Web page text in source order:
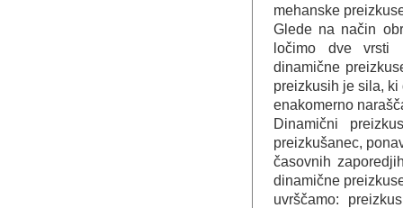
mehanske
Glede na način
ločimo dve vrsti
dinamične
preizkusih je sila,
enakomerno
Dinamični
preizkušanec,
časovnih
dinamične
uvrščamo: